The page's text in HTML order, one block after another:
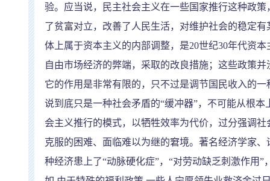
验。应当说，民主社会主义在一些国家推行这种政
了贫富对立，改善了人民生活，对维护社会的稳定
体上属于资本主义的内部调整，是20世纪30年代资本
自由市场经济的弊端，采取的改良措施；这些政策
它的作用是非常有限的，只不过是调节国民收入的
说到底只是一种社会矛盾的“缓冲器”，不可能从根本
会主义推行的模式，以牺牲效率为代价，过分强调
克服的困难、面临难以为继的窘境。著名经济学家
种经济患上了“动脉硬化症”， “对劳动缺乏刺激作用”